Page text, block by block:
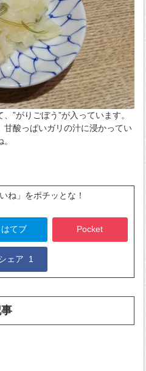
”がりごぼう”が入っています。
甘酸っぱいガリの汁に浸かってい
ね」をポチッとな！
はてブ Pocket
ェア 1